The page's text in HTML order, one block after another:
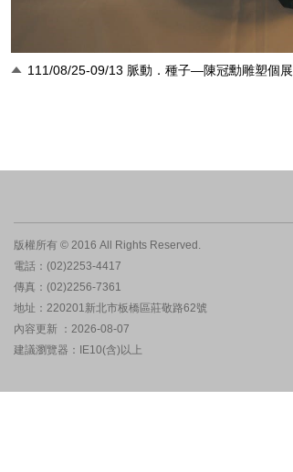
111/08/25-09/13 脈動．種子—陳冠勳雕塑個展
版權所有 © 2016 All Rights Reserved.
電話：(02)2253-4417
傳真：(02)2256-7361
地址：220201新北市板橋區莊敬路62號
內容更新 ：2026-08-07
建議瀏覽器：IE10(含)以上